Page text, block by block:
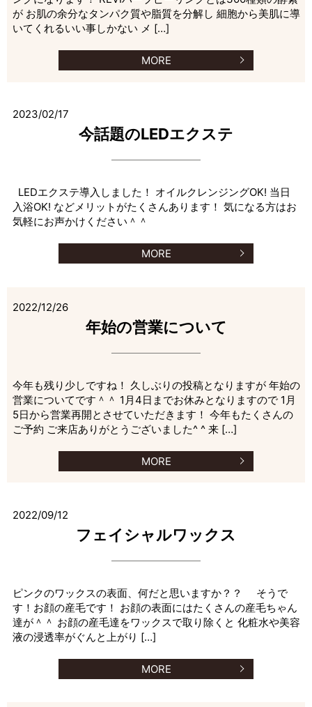
が お肌の余分なタンパク質や脂質を分解し 細胞から美肌に導
いてくれるいい事しかない メ […]
MORE
2023/02/17
今話題のLEDエクステ
LEDエクステ導入しました！ オイルクレンジングOK! 当日
入浴OK! などメリットがたくさんあります！ 気になる方はお
気軽にお声かけください＾＾
MORE
2022/12/26
年始の営業について
今年も残り少しですね！ 久しぶりの投稿となりますが 年始の
営業についてです＾＾ 1月4日までお休みとなりますので 1月
5日から営業再開とさせていただきます！ 今年もたくさんの
ご予約 ご来店ありがとうございました^ ^ 来 […]
MORE
2022/09/12
フェイシャルワックス
ピンクのワックスの表面、何だと思いますか？？ そうで
す！お顔の産毛です！ お顔の表面にはたくさんの産毛ちゃん
達が＾＾ お顔の産毛達をワックスで取り除くと 化粧水や美容
液の浸透率がぐんと上がり […]
MORE